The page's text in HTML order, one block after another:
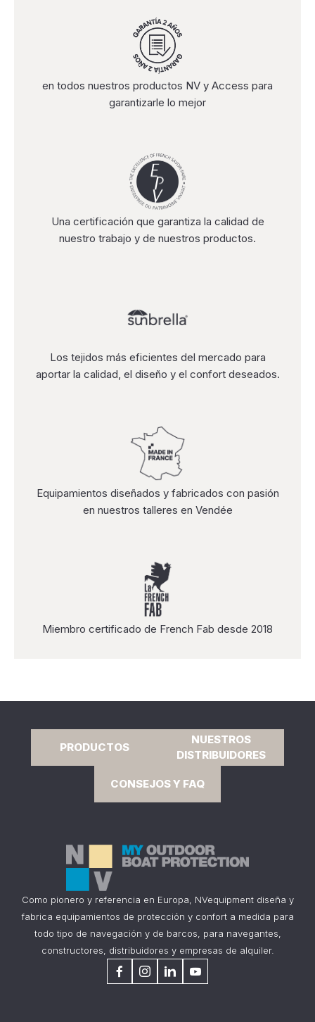
en todos nuestros productos NV y Access para
garantizarle lo mejor
Una certificación que garantiza la calidad de
nuestro trabajo y de nuestros productos.
Los tejidos más eficientes del mercado para
aportar la calidad, el diseño y el confort deseados.
Equipamientos diseñados y fabricados con pasión
en nuestros talleres en Vendée
Miembro certificado de French Fab desde 2018
PRODUCTOS
NUESTROS
DISTRIBUIDORES
CONSEJOS Y FAQ
Como pionero y referencia en Europa, NVequipment diseña y
fabrica equipamientos de protección y confort a medida para
todo tipo de navegación y de barcos, para navegantes,
constructores, distribuidores y empresas de alquiler.